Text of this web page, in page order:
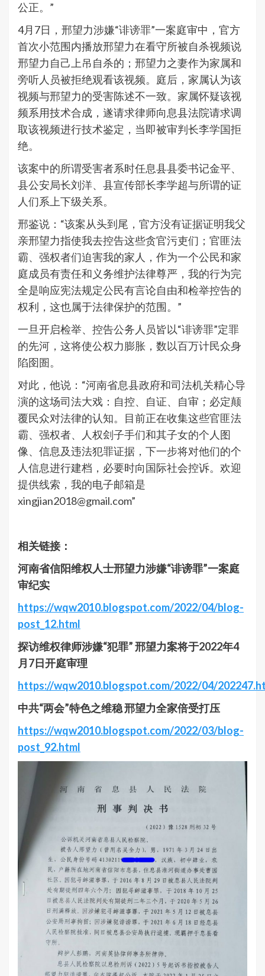
公正。”
4月7日，邢望力涉嫌“诽谤罪”一案庭审中，官方
首次小范围内播放邢望力在看守所被自杀视频说
邢望力自己上吊自杀的；邢望力之妻作为家属和
旁听人员被拒绝观看该视频。庭后，家属认为该
视频与邢望力的受害陈述不一致。家属怀疑该视
频系用技术合成，遂请求律师向息县法院请求调
取该视频进行技术鉴定，当即被审判长李学国拒
绝。
该案中的所谓受害者系时任息县县委书记金平、
县公安局长刘洋、县宣传部长李学超与所谓的证
人们系上下级关系。
邢鉴说：“该案从头到尾，官方没有证据证明我父
亲邢望力指使我去控告这些贪官污吏们；官匪法
霸、强权者们迫害我的家人，作为一个公民和家
庭成员有责任和义务维护法律尊严，我的行为完
全是响应宪法规定公民有言论自由和检举控告的
权利，这也属于法律保护的范围。”
一旦开启检举、控告公务人员皆以“诽谤罪”定罪
的先河，这将使公权力膨胀，数以百万计民众身
陷囹圄。
对此，他说：“河南省息县政府和司法机关精心导
演的这场司法大戏：自控、自证、自审；必定颠
覆民众对法律的认知。目前正在收集这些官匪法
霸、强权者、人权刽子手们和其子女的个人图
像、信息及违法犯罪证据，下一步将对他们的个
人信息进行建档，必要时向国际社会控诉。欢迎
提供线索，我的电子邮箱是
xingjian2018@gmail.com”
相关链接：
河南省信阳维权人士邢望力涉嫌“诽谤罪”一案庭
审纪实
https://wqw2010.blogspot.com/2022/04/blog-
post_12.html
探访维权律师涉嫌“犯罪” 邢望力案将于2022年4
月7日开庭审理
https://wqw2010.blogspot.com/2022/04/
中共“两会”特色之维稳 邢望力全家倍受打压
https://wqw2010.blogspot.com/2022/03/blog-
post_92.html